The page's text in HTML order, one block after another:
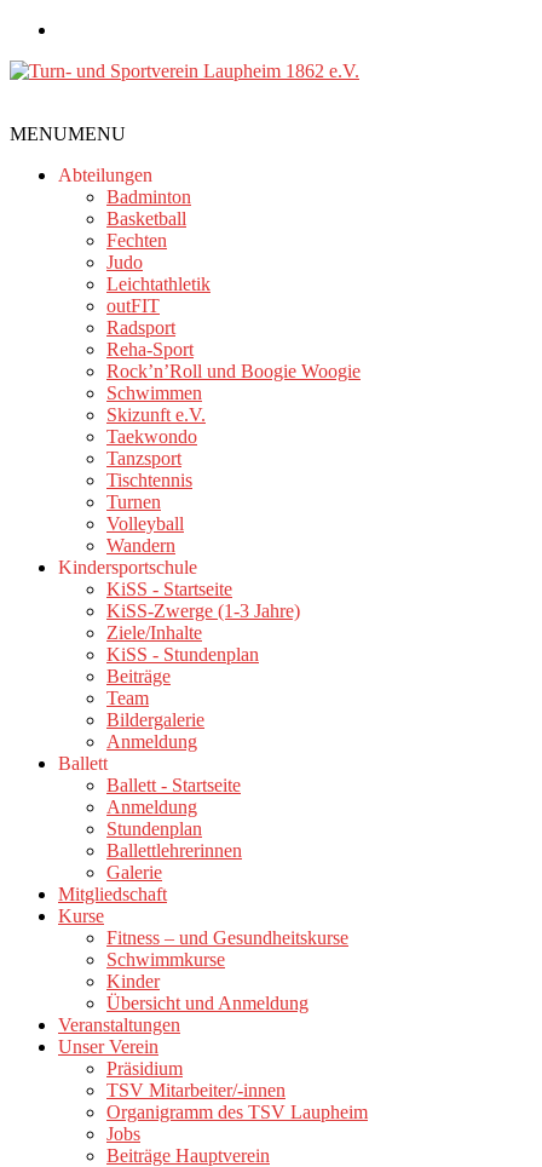
Zum
springen
und
Sportverein
Laupheim
MENUMENU
Abteilungen
Badminton
Basketball
Fechten
Judo
Leichtathletik
outFIT
Radsport
Reha-Sport
Rock’n’Roll und Boogie Woogie
Schwimmen
Skizunft e.V.
Taekwondo
Tanzsport
Tischtennis
Turnen
Volleyball
Wandern
Kindersportschule
KiSS - Startseite
KiSS-Zwerge (1-3 Jahre)
Ziele/Inhalte
KiSS - Stundenplan
Beiträge
Team
Bildergalerie
Anmeldung
Ballett
Ballett - Startseite
Anmeldung
Stundenplan
Ballettlehrerinnen
Galerie
Mitgliedschaft
Kurse
Fitness – und Gesundheitskurse
Schwimmkurse
Kinder
Übersicht und Anmeldung
Veranstaltungen
Unser Verein
Präsidium
TSV Mitarbeiter/-innen
Organigramm des TSV Laupheim
Jobs
Beiträge Hauptverein